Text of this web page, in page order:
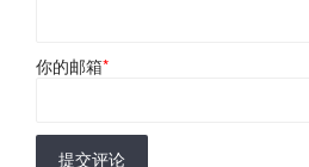
你的邮箱*
提交评论